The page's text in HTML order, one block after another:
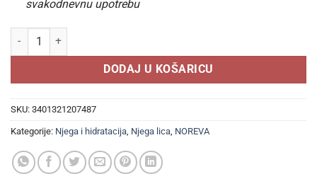
svakodnevnu upotrebu
NOREVA Aquareva® Light krema 40ml, 24-satna hidratacija
DODAJ U KOŠARICU
SKU: 3401321207487
Kategorije: Njega i hidratacija Njega lica NOREVA